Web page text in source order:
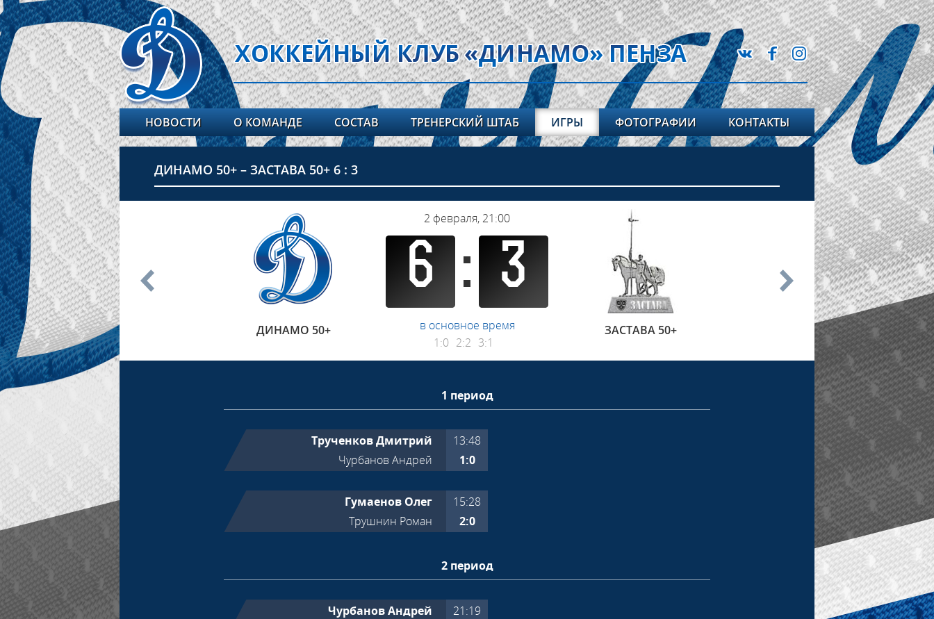
НОВОСТИ О КОМАНДЕ СОСТАВ ТРЕНЕРСКИЙ ШТАБ ИГРЫ ФОТОГРАФИИ КОНТАКТЫ
ДИНАМО 50+ – ЗАСТАВА 50+ 6 : 3
ДИНАМО 50+
2 февраля, 21:00
6 3
в основное время
1:0 2:2 3:1
ЗАСТАВА 50+
1 период
Трученков Дмитрий
Чурбанов Андрей
13:48
1:0
Гумаенов Олег
Трушнин Роман
15:28
2:0
2 период
Чурбанов Андрей
21:19